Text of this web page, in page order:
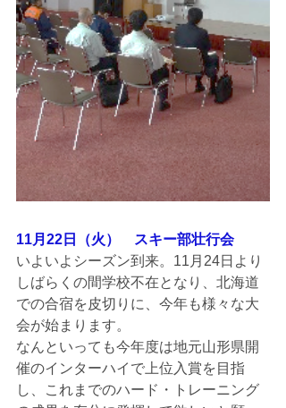
11月22日（火）　スキー部壮行会
いよいよシーズン到来。11月24日より
しばらくの間学校不在となり、北海道
での合宿を皮切りに、今年も様々な大
会が始まります。
なんといっても今年度は地元山形県開
催のインターハイで上位入賞を目指
し、これまでのハード・トレーニング